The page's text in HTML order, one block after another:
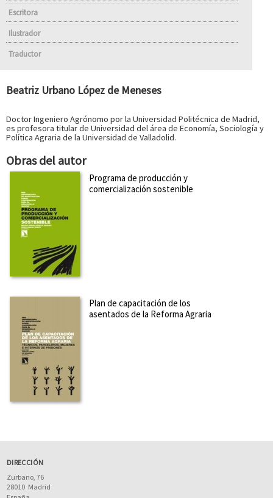
Escritora
Ilustrador
Traductor
Beatriz Urbano López de Meneses
Doctor Ingeniero Agrónomo por la Universidad Politécnica de Madrid,
es profesora titular de Universidad del área de Economía, Sociología y
Política Agraria de la Universidad de Valladolid.
Obras del autor
Programa de producción y
comercialización sostenible
Plan de capacitación de los
asentados de la Reforma Agraria
DIRECCIÓN
Zurbano, 76
28010 Madrid